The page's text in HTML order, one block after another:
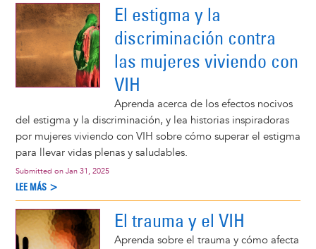
El estigma y la
discriminación contra
las mujeres viviendo con
VIH
Aprenda acerca de los efectos nocivos
del estigma y la discriminación, y lea historias inspiradoras
por mujeres viviendo con VIH sobre cómo superar el estigma
para llevar vidas plenas y saludables.
Submitted on Jan 31, 2025
LEE MÁS >
El trauma y el VIH
Aprenda sobre el trauma y cómo afecta